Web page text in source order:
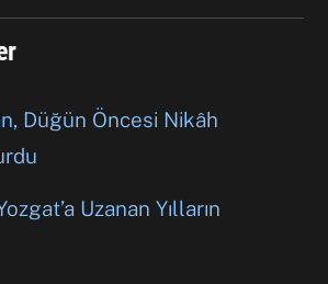
Düğün Öncesi Nikâh
Uzanan Yılların